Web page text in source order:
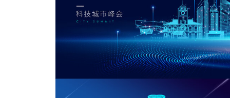
苏州矢量科技智能城市